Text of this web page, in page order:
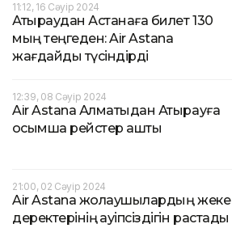
11:12, 16 Сәуір 2024
Атыраудан Астанаға билет 130
мың теңгеден: Air Astana
жағдайды түсіндірді
12:39, 08 Сәуір 2024
Air Astana Алматыдан Атырауға
қосымша рейстер ашты
21:00, 02 Сәуір 2024
Air Astana жолаушылардың жеке
деректерінің қауіпсіздігін растады